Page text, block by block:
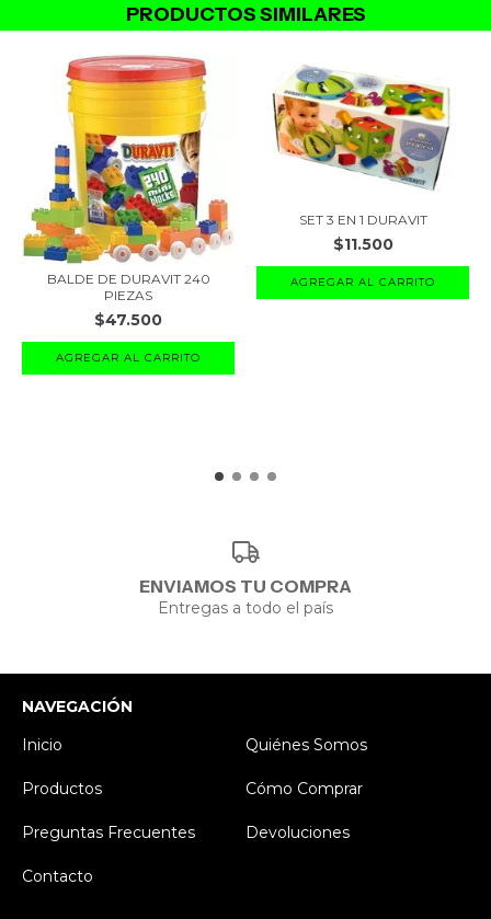
PRODUCTOS SIMILARES
BALDE DE DURAVIT 240
PIEZAS
$47.500
SET 3 EN 1 DURAVIT
$11.500
ENVIAMOS TU COMPRA
Entregas a todo el país
NAVEGACIÓN
Inicio
Quiénes Somos
Productos Cómo Comprar
Preguntas Frecuentes Devoluciones
Contacto